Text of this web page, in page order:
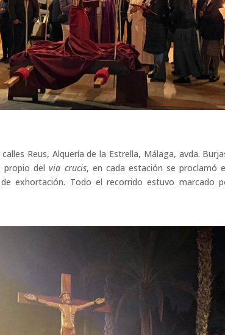
Reus, Alquería de la Estrella, Málaga, avda.
propio delvia crucis, en cada estación se proclamó
exhortación. Todo el recorrido estuvo